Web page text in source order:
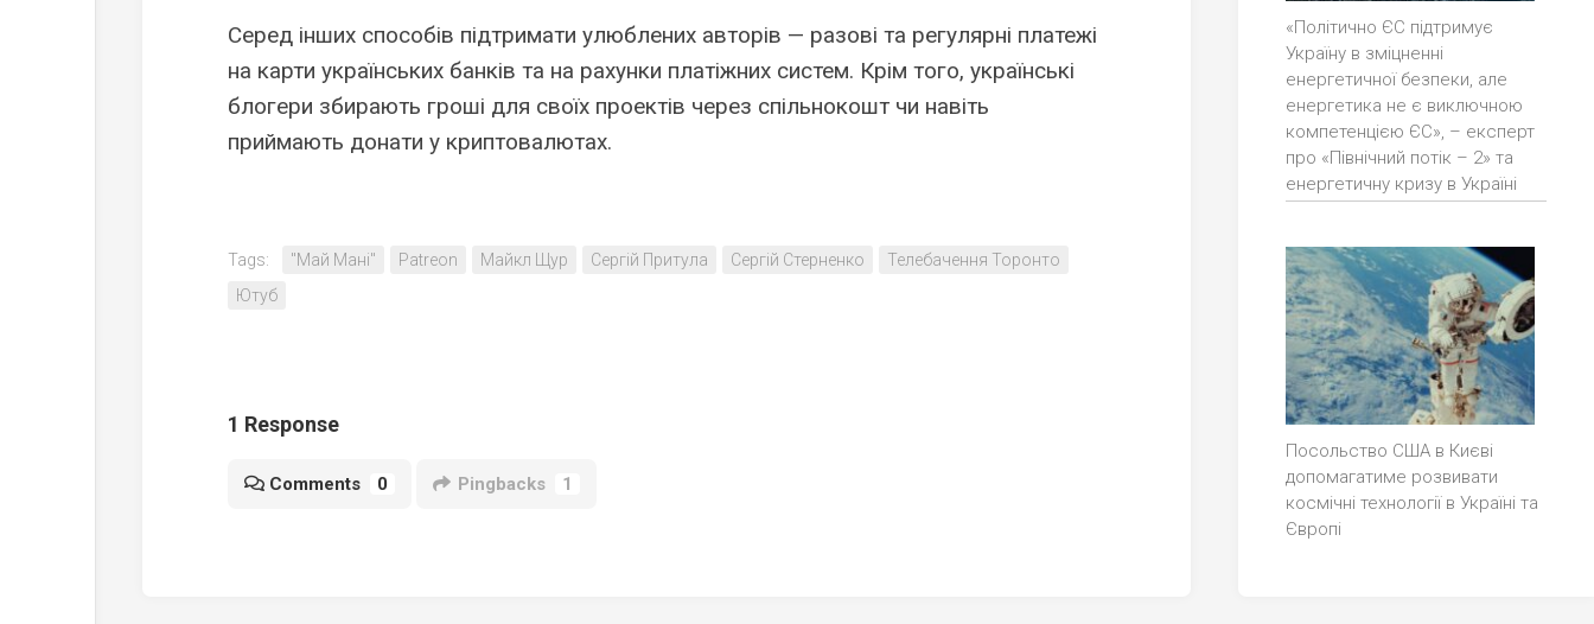
Серед інших способів підтримати улюблених авторів — разові та регулярні платежі
на карти українських банків та на рахунки платіжних систем. Крім того, українські
блогери збирають гроші для своїх проектів через спільнокошт чи навіть
приймають донати у криптовалютах.
Tags: "Май Мані" Patreon Майкл Щур Сергій Притула Сергій Стерненко
Телебачення Торонто
Ютуб
1 Response
Comments 0 Pingbacks 1
«Політично ЄС підтримує
Україну в зміцненні
енергетичної безпеки, але
енергетика не є виключною
компетенцією ЄС», – експерт
про «Північний потік – 2» та
енергетичну кризу в Україні
Посольство США в Києві
допомагатиме розвивати
космічні технології в Україні та
Європі